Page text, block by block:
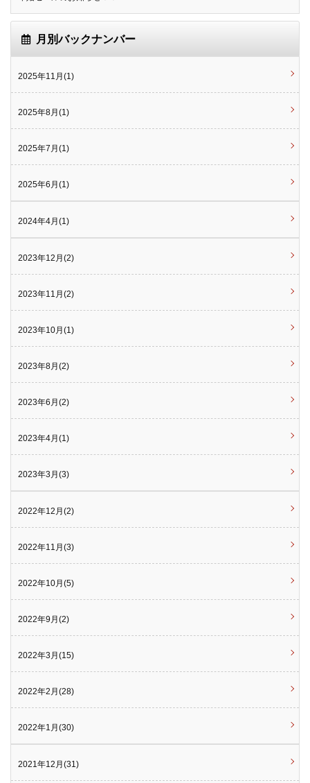
月別バックナンバー
2025年11月(1)
2025年8月(1)
2025年7月(1)
2025年6月(1)
2024年4月(1)
2023年12月(2)
2023年11月(2)
2023年10月(1)
2023年8月(2)
2023年6月(2)
2023年4月(1)
2023年3月(3)
2022年12月(2)
2022年11月(3)
2022年10月(5)
2022年9月(2)
2022年3月(15)
2022年2月(28)
2022年1月(30)
2021年12月(31)